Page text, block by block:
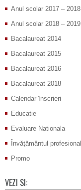
Anul scolar 2017 – 2018
Anul scolar 2018 – 2019
Bacalaureat 2014
Bacalaureat 2015
Bacalaureat 2016
Bacalaureat 2018
Calendar înscrieri
Educatie
Evaluare Nationala
Învăţământul profesional
Promo
VEZI SI: